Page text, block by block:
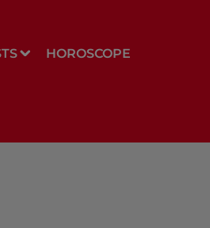
HOROSCOPE